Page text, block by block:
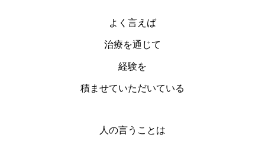
よく言えば
治療を通じて
経験を
積ませていただいている
人の言うことは